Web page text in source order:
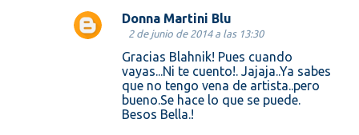
Donna Martini Blu
2 de junio de 2014 a las 13:30
Gracias Blahnik! Pues cuando
vayas...Ni te cuento!. Jajaja..Ya sabes
que no tengo vena de artista..pero
bueno.Se hace lo que se puede.
Besos Bella.!